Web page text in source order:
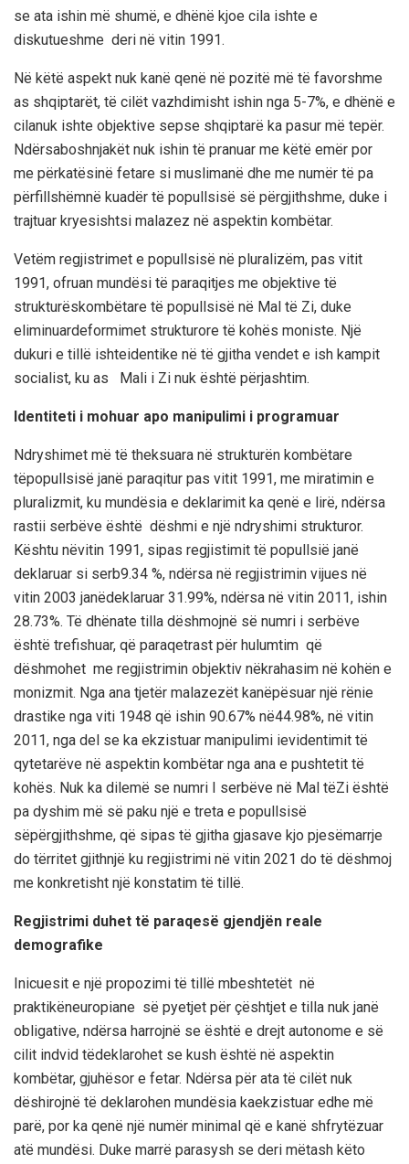
se ata ishin më shumë, e dhënë kjoe cila ishte e
diskutueshme deri në vitin 1991.
Në këtë aspekt nuk kanë qenë në pozitë më të favorshme
as shqiptarët, të cilët vazhdimisht ishin nga 5-7%, e dhënë e
cilanuk ishte objektive sepse shqiptarë ka pasur më tepër.
Ndërsaboshnjakët nuk ishin të pranuar me këtë emër por
me përkatësinë fetare si muslimanë dhe me numër të pa
përfillshëmnë kuadër të popullsisë së përgjithshme, duke i
trajtuar kryesishtsi malazez në aspektin kombëtar.
Vetëm regjistrimet e popullsisë në pluralizëm, pas vitit
1991, ofruan mundësi të paraqitjes me objektive të
strukturëskombëtare të popullsisë në Mal të Zi, duke
eliminuardeformimet strukturore të kohës moniste. Një
dukuri e tillë ishteidentike në të gjitha vendet e ish kampit
socialist, ku as Mali i Zi nuk është përjashtim.
Identiteti i mohuar apo manipulimi i programuar
Ndryshimet më të theksuara në strukturën kombëtare
tëpopullsisë janë paraqitur pas vitit 1991, me miratimin e
pluralizmit, ku mundësia e deklarimit ka qenë e lirë, ndërsa
rastii serbëve është dëshmi e një ndryshimi strukturor.
Kështu nëvitin 1991, sipas regjistimit të popullsië janë
deklaruar si serb9.34 %, ndërsa në regjistrimin vijues në
vitin 2003 janëdeklaruar 31.99%, ndërsa në vitin 201 1, ishin
28.73%. Të dhënate tilla dëshmojnë së numri i serbëve
është trefishuar, që paraqetrast për hulumtim që
dëshmohet me regjistrimin objektiv nëkrahasim në kohën e
monizmit. Nga ana tjetër malazezët kanëpësuar një rënie
drastike nga viti 1948 që ishin 90.67% në44.98%, në vitin
2011, nga del se ka ekzistuar manipulimi ievidentimit të
qytetarëve në aspektin kombëtar nga ana e pushtetit të
kohës. Nuk ka dilemë se numri serbëve në Mal tëZi është
pa dyshim më së paku një e treta e popullsisë
sëpërgjithshme, që sipas të gjitha gjasave kjo pjesëmarrje
do tërritet gjithnjë ku regjistrimi në vitin 2021 do të dëshmoj
me konkretisht një konstatim të tillë.
Regjistrimi duhet të paraqesë gjendjën reale
demografike
nicuesit e një propozimi të tillë mbeshtetët në
praktikëneuropiane së pyetjet për çështjet e tilla nuk janë
obligative, ndërsa harrojnë se është e drejt autonome e së
cilit indvid tëdeklarohet se kush është në aspektin
kombëtar, gjuhësor e fetar. Ndërsa për ata të cilët nuk
dëshirojnë të deklarohen mundësia kaekzistuar edhe më
parë, por ka qenë një numër minimal që e kanë shfrytëzuar
atë mundësi. Duke marrë parasysh se deri mëtash këto